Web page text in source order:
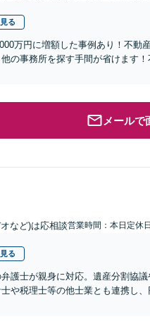
る
万円に増額した事例あり！不動
の事務所を探す手間が省けます
メールで
など)は応相談営業時間：本日定休日
る
護士が親身に対応。遺産分割協
や税理士等の他士業とも連携し